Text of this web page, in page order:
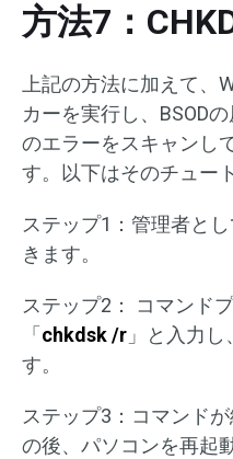
方法7：
上記の方法に加えて、
カーを実行し、BSOD
のエラーをスキャンし
す。以下はそのチュー
ステップ1：管理者とし
きます。
ステップ2： コマンド
「 chkdsk /r 」と入力し
す。
ステップ3：コマンド
の後、パソコンを再起